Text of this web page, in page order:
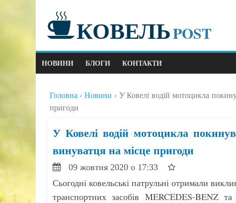
КОВЕЛЬPOST
НОВИНИ БЛОГИ КОНТАКТИ
Головна Новини
У Ковелі водій мотоцикла
пригоди
У Ковелі водій мотоцикла
винуватця на місце пригоди
09 жовтня 2020 о 17:33
Сьогодні ковельські патрульні отримали
транспортних засобів MERCEDES-BENZ